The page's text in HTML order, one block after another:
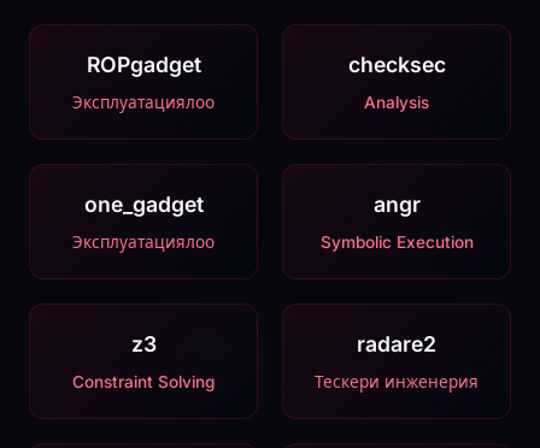
ROPgadget
Эксплуатациялоо
checksec
Analysis
one_gadget
Эксплуатациялоо
angr
Symbolic Execution
z3
Constraint Solving
radare2
Тескери инженерия